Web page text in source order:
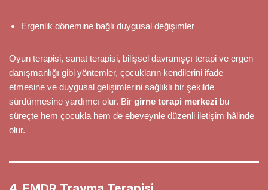
Ergenlik dönemine bağlı duygusal değişimler
Oyun terapisi, sanat terapisi, bilişsel davranışçı terapi ve ergen
danışmanlığı gibi yöntemler, çocukların kendilerini ifade
etmesine ve duygusal gelişimlerini sağlıklı bir şekilde
sürdürmesine yardımcı olur. Bir girne terapi merkezi bu
süreçte hem çocukla hem de ebeveynle düzenli iletişim hâlinde
olur.